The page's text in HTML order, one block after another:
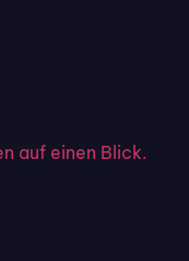
auf einen Blick.
erstellt,
oder erst